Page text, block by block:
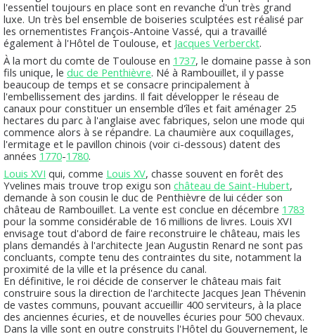
l'essentiel toujours en place sont en revanche d'un très grand
luxe. Un très bel ensemble de boiseries sculptées est réalisé par
les ornementistes François-Antoine Vassé, qui a travaillé
également à l'Hôtel de Toulouse, et Jacques Verberckt.
À la mort du comte de Toulouse en 1737, le domaine passe à son
fils unique, le duc de Penthièvre. Né à Rambouillet, il y passe
beaucoup de temps et se consacre principalement à
l'embellissement des jardins. Il fait développer le réseau de
canaux pour constituer un ensemble d'îles et fait aménager 25
hectares du parc à l'anglaise avec fabriques, selon une mode qui
commence alors à se répandre. La chaumière aux coquillages,
l'ermitage et le pavillon chinois (voir ci-dessous) datent des
années 1770-1780.
Louis XVI qui, comme Louis XV, chasse souvent en forêt des
Yvelines mais trouve trop exigu son château de Saint-Hubert,
demande à son cousin le duc de Penthièvre de lui céder son
château de Rambouillet. La vente est conclue en décembre 1783
pour la somme considérable de 16 millions de livres. Louis XVI
envisage tout d'abord de faire reconstruire le château, mais les
plans demandés à l'architecte Jean Augustin Renard ne sont pas
concluants, compte tenu des contraintes du site, notamment la
proximité de la ville et la présence du canal.
En définitive, le roi décide de conserver le château mais fait
construire sous la direction de l'architecte Jacques Jean Thévenin
de vastes communs, pouvant accueillir 400 serviteurs, à la place
des anciennes écuries, et de nouvelles écuries pour 500 chevaux.
Dans la ville sont en outre construits l'Hôtel du Gouvernement, le